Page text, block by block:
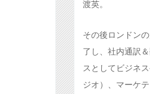
渡英。
その後ロンドン
了し、社内通訳
スとしてビジネ
ジオ）、マーケ